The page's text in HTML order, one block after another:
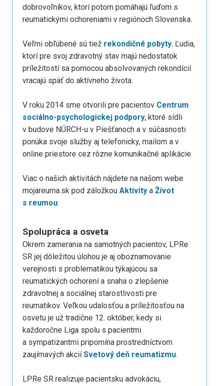
dobrovoľníkov, ktorí potom pomáhajú ľuďom s
reumatickými ochoreniami v regiónoch Slovenska.
Veľmi obľúbené sú tiež rekondičné pobyty. Ľudia,
ktorí pre svoj zdravotný stav majú nedostatok
príležitostí sa pomocou absolvovaných rekondícií
vracajú späť do aktívneho života.
V roku 2014 sme otvorili pre pacientov Centrum
sociálno-psychologickej podpory, ktoré sídli
v budove NÚRCH-u v Piešťanoch a v súčasnosti
ponúka svoje služby aj telefonicky, mailom a v
online priestore cez rôzne komunikačné aplikácie.
Viac o našich aktivitách nájdete na našom webe
mojareuma.sk pod záložkou Aktivity a Život
s reumou.
Spolupráca a osveta
Okrem zamerania na samotných pacientov, LPRe
SR jej dôležitou úlohou je aj oboznamovanie
verejnosti s problematikou týkajúcou sa
reumatických ochorení a snaha o zlepšenie
zdravotnej a sociálnej starostlivosti pre
reumatikov. Veľkou udalosťou a príležitosťou na
osvetu je už tradične 12. október, kedy si
každoročne Liga spolu s pacientmi
a sympatizantmi pripomína prostredníctvom
zaujímavých akciíSvetový deň reumatizmu.
LPRe SR realizuje pacientsku advokáciu,